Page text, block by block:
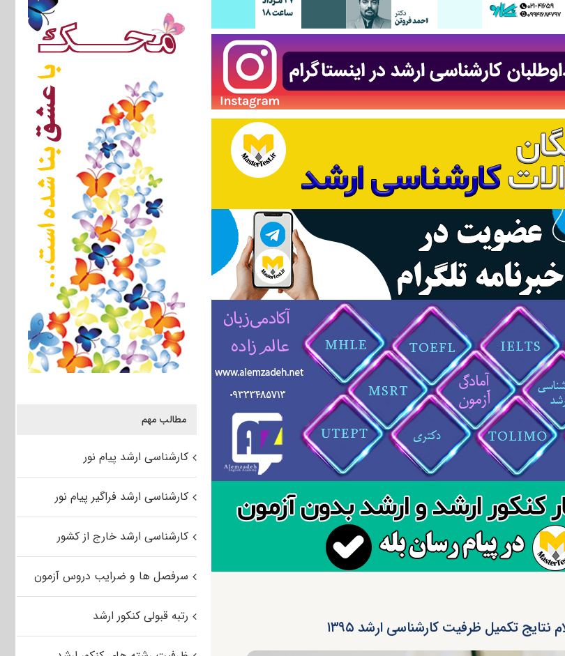
نتایج تکمیل ظرفیت کارشناسی ارشد ۱۳۹۵
مطالب مهم
کارشناسی ارشد پیام نور
کارشناسی ارشد فراگیر پیام نور
کارشناسی ارشد خارج از کشور
سرفصل ها و ضرایب دروس آزمون
رتبه قبولی کنکور ارشد